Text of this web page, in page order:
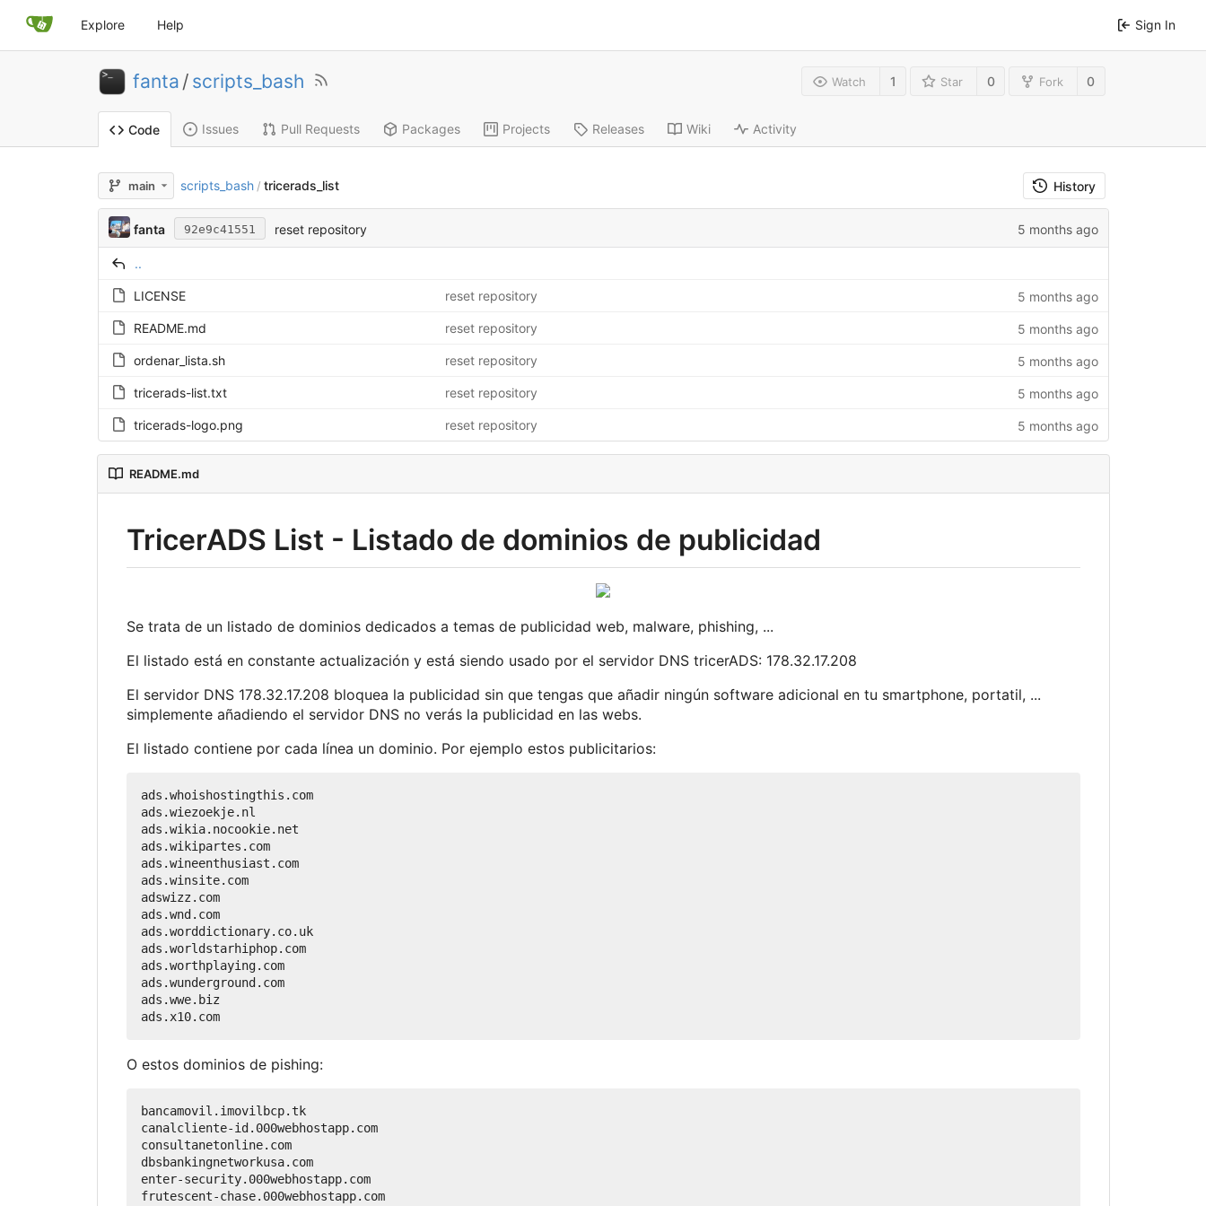
Explore Help Sign In
fanta / scripts_bash Watch 1 Star 0 Fork 0
Code Issues Pull Requests Packages Projects Releases Wiki Activity
main scripts_bash / tricerads_list History
fanta 92e9c41551 reset repository 5 months ago
..
LICENSE reset repository 5 months ago
README.md reset repository 5 months ago
ordenar_lista.sh reset repository 5 months ago
tricerads-list.txt reset repository 5 months ago
tricerads-logo.png reset repository 5 months ago
README.md
TricerADS List - Listado de dominios de publicidad
Se trata de un listado de dominios dedicados a temas de publicidad web, malware, phishing, ...
El listado está en constante actualización y está siendo usado por el servidor DNS tricerADS: 178.32.17.208
El servidor DNS 178.32.17.208 bloquea la publicidad sin que tengas que añadir ningún software adicional en tu smartphone, portatil, ...
simplemente añadiendo el servidor DNS no verás la publicidad en las webs.
El listado contiene por cada línea un dominio. Por ejemplo estos publicitarios:
ads.whoishostingthis.com
ads.wiezoekje.nl
ads.wikia.nocookie.net
ads.wikipartes.com
ads.wineenthusiast.com
ads.winsite.com
adswizz.com
ads.wnd.com
ads.worddictionary.co.uk
ads.worldstarhiphop.com
ads.worthplaying.com
ads.wunderground.com
ads.wwe.biz
ads.x10.com
O estos dominios de pishing:
bancamovil.imovilbcp.tk
canalcliente-id.000webhostapp.com
consultanetonline.com
dbsbankingnetworkusa.com
enter-security.000webhostapp.com
frutescent-chase.000webhostapp.com